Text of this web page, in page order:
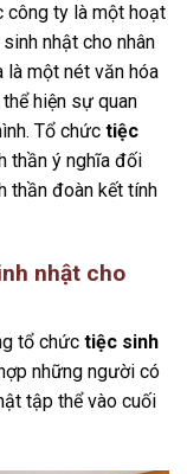
công ty là một hoạt
nhật cho nhân
là một nét văn hóa
hiện sự quan
Tổ chức tiệc
thần ý nghĩa đối
thần đoàn kết tính
nhật cho
tổ chức tiệc sinh
những người có
tập thể vào cuối